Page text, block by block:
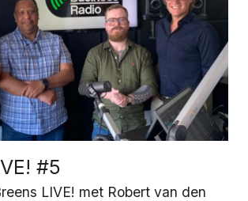
#5
LIVE! met Robert van den